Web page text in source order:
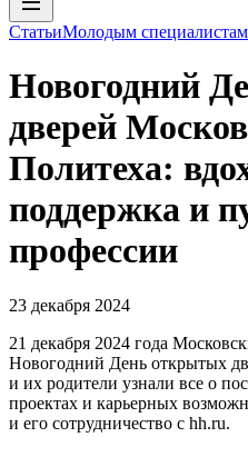
СтатьиМолодым специалистам
Новогодний
дверей
Политеха:
поддержка и
профессии
23 декабря 2024
21 декабря 2024 года
Новогодний День открытых
и их родители узнали все о
проектах и карьерных
и его сотрудничество с hh.ru.